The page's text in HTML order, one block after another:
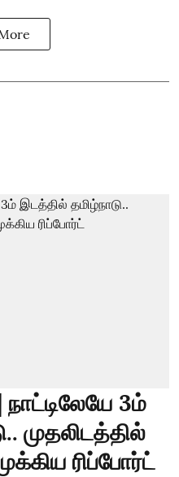
3ம்
முதலிடத்தில்
ரிப்போர்ட்